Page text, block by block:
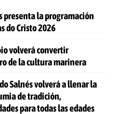
presenta la programación
do Cristo 2026
volverá convertir
de la cultura marinera
Salnés volverá a llenar la
de tradición,
para todas las edades